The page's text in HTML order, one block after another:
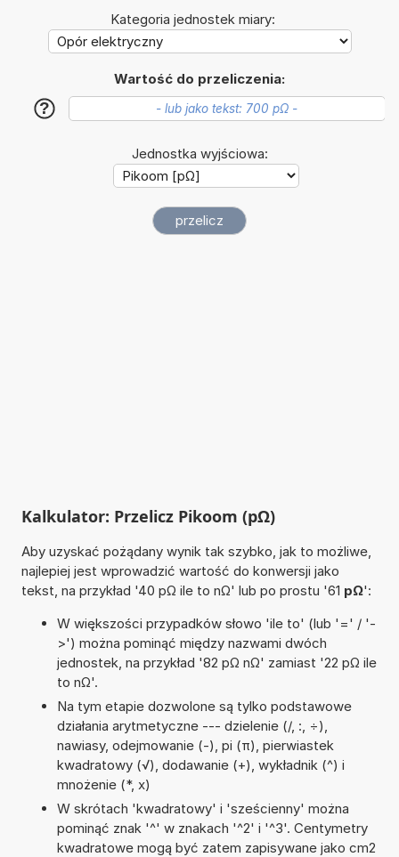
Kategoria jednostek miary:
Wartość do przeliczenia:
?
Jednostka wyjściowa:
Kalkulator: Przelicz Pikoom (pΩ)
Aby uzyskać pożądany wynik tak szybko, jak to możliwe,
najlepiej jest wprowadzić wartość do konwersji jako
tekst, na przykład '40 pΩ ile to nΩ' lub po prostu '61 pΩ':
W większości przypadków słowo 'ile to' (lub '=' / '-
>') można pominąć między nazwami dwóch
jednostek, na przykład '82 pΩ nΩ' zamiast '22 pΩ ile
to nΩ'.
Na tym etapie dozwolone są tylko podstawowe
działania arytmetyczne --- dzielenie (/, :, ÷),
nawiasy, odejmowanie (-), pi (π), pierwiastek
kwadratowy (√), dodawanie (+), wykładnik (^) i
mnożenie (*, x)
W skrótach 'kwadratowy' i 'sześcienny' można
pominąć znak '^' w znakach '^2' i '^3'. Centymetry
kwadratowe mogą być zatem zapisywane jako cm2